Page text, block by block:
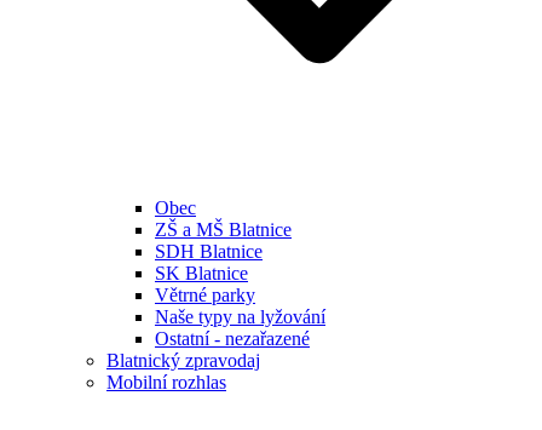
Obec
ZŠ a MŠ Blatnice
SDH Blatnice
SK Blatnice
Větrné parky
Naše typy na lyžování
Ostatní - nezařazené
Blatnický zpravodaj
Mobilní rozhlas